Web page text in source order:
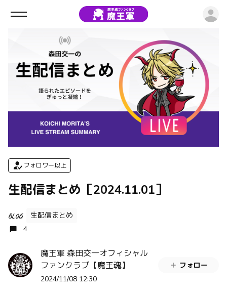
フォロワー以上
生配信まとめ［2024.11.01］
BLOG
生配信まとめ
4
魔王軍 森田交一オフィシャル
ファンクラブ【魔王魂】
2024/11/08 12:30
フォロー